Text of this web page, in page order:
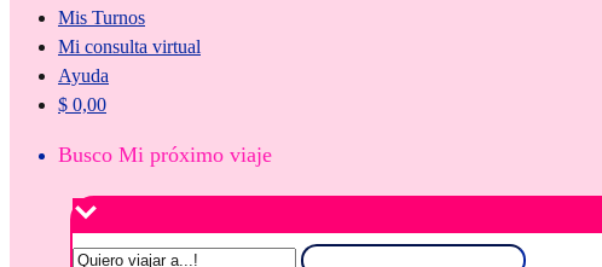
Mis Turnos
Mi consulta virtual
Ayuda
$ 0,00
Busco Mi próximo viaje